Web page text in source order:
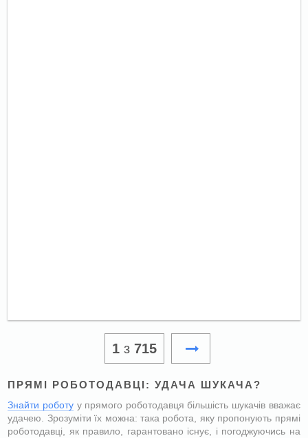
1 з 715
ПРЯМІ РОБОТОДАВЦІ: УДАЧА ШУКАЧА?
Знайти роботуу прямого роботодавця більшість шукачів вважає
удачею. Зрозуміти їх можна: така робота, яку пропонують прямі
роботодавці, як правило, гарантовано існує, і погоджуючись на